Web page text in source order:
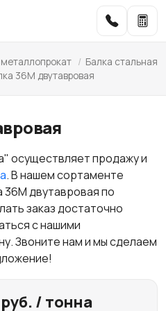
/ Балка стальная
36М двутавровая
осуществляет продажу и
. В нашем сортаменте
36М двутавровая по
заказ достаточно
с нашими
Звоните нам и мы сделаем
/ тонна